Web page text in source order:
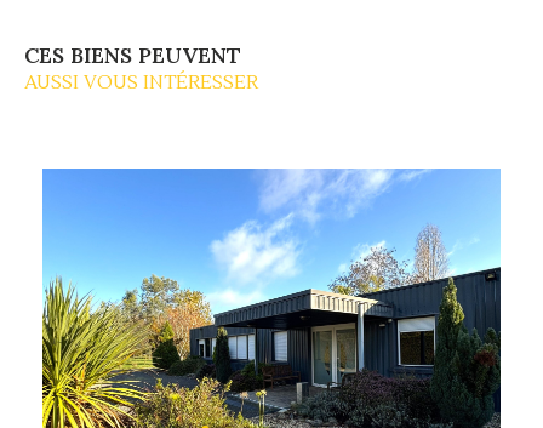
CES BIENS PEUVENT
AUSSI VOUS INTÉRESSER